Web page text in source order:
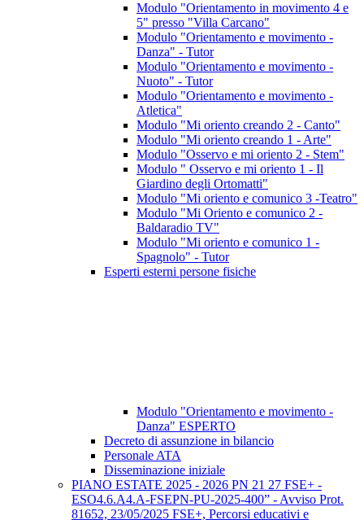
Modulo "Orientamento in movimento 4 e
5" presso "Villa Carcano"
Modulo "Orientamento e movimento -
Danza" - Tutor
Modulo "Orientamento e movimento -
Nuoto" - Tutor
Modulo "Orientamento e movimento -
Atletica"
Modulo "Mi oriento creando 2 - Canto"
Modulo "Mi oriento creando 1 - Arte"
Modulo "Osservo e mi oriento 2 - Stem"
Modulo " Osservo e mi oriento 1 - Il
Giardino degli Ortomatti"
Modulo "Mi oriento e comunico 3 -Teatro"
Modulo "Mi Oriento e comunico 2 -
Baldaradio TV"
Modulo "Mi oriento e comunico 1 -
Spagnolo" - Tutor
Esperti esterni persone fisiche
Modulo "Orientamento e movimento -
Danza" ESPERTO
Decreto di assunzione in bilancio
Personale ATA
Disseminazione iniziale
PIANO ESTATE 2025 - 2026 PN 21 27 FSE+ -
ESO4.6.A4.A-FSEPN-PU-2025-400” - Avviso Prot.
81652, 23/05/2025 FSE+, Percorsi educativi e